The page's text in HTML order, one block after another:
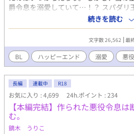
たら薬草を育てることと調薬くらいの
「死んだほうがマシ」の二択だけ。せ
絶望しているその時、僕の前に現れ
自己肯定感は低いし自信はないけれど
こす家出令息のオメガバース。 11/1
BL大賞」に参加しています。投票、ブ
想などで応援していただけると嬉しい
す！
爵令息を溺愛していて…！？ スパダリ
囲の勘違いを自然と解いていきながら
す。 ハッピーエンドが大好きな私が気
応援していただけると嬉しいです。
証です。
続きを読む
文字数 26,562 最
BL ハッピーエンド 溺愛 悪
長編 連載中 R18
お気に入り : 4,699 24h.ポイント : 234
【本編完結】作られた悪役令息
む。
鏑木 うりこ